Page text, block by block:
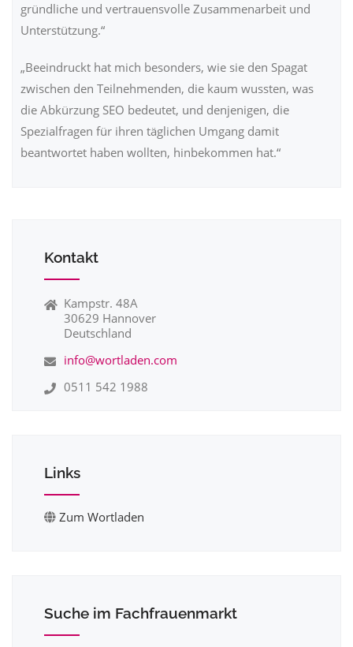
gründliche und vertrauensvolle Zusammenarbeit und
Unterstützung.“
„Beeindruckt hat mich besonders, wie sie den Spagat
zwischen den Teilnehmenden, die kaum wussten, was
die Abkürzung SEO bedeutet, und denjenigen, die
Spezialfragen für ihren täglichen Umgang damit
beantwortet haben wollten, hinbekommen hat.“
Kontakt
Kampstr. 48A
30629 Hannover
Deutschland
info@wortladen.com
0511 542 1988
Links
Zum Wortladen
Suche im Fachfrauenmarkt